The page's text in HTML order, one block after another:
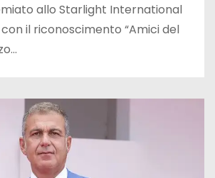
allo Starlight International
il riconoscimento “Amici del